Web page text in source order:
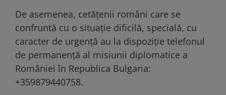
De asemenea, cetăţenii români care se
confruntă cu o situaţie dificilă, specială, cu
caracter de urgenţă au la dispoziţie telefonul
de permanenţă al misiunii diplomatice a
României în Republica Bulgaria:
+359879440758.